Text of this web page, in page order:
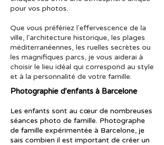
pour vos photos.
Que vous préfériez l'effervescence de la
ville, l'architecture historique, les plages
méditerranéennes, les ruelles secrètes ou
les magnifiques parcs, je vous aiderai à
choisir le lieu idéal qui correspond au style
et à la personnalité de votre famille.
Photographie d'enfants à Barcelone
Les enfants sont au cœur de nombreuses
séances photo de famille. Photographe
de famille expérimentée à Barcelone, je
sais combien il est important de créer un